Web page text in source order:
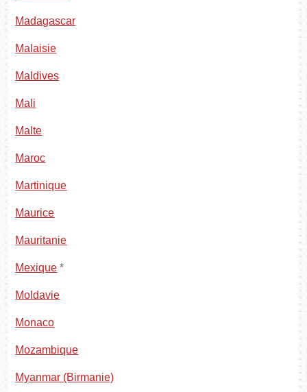
Madagascar
Malaisie
Maldives
Mali
Malte
Maroc
Martinique
Maurice
Mauritanie
Mexique *
Moldavie
Monaco
Mozambique
Myanmar (Birmanie)